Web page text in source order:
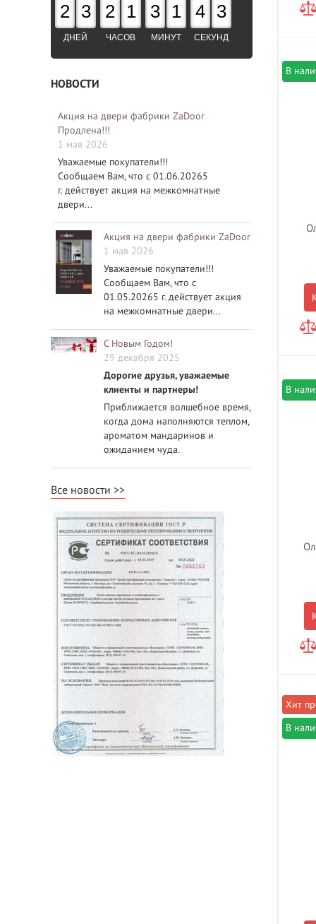
2 3
ДНЕЙ
2 1
ЧАСОВ
3 1
МИНУТ
4 2
СЕКУНД
НОВОСТИ
Акция на двери фабрики ZaDoor
Продлена!!!
1 мая 2026
Уважаемые покупатели!!!
Сообщаем Вам, что с 01.06.20265
г. действует акция на межкомнатные
двери...
Акция на двери фабрики ZaDoor
1 мая 2026
Уважаемые покупатели!!!
Сообщаем Вам, что с
01.05.20265 г. действует акция
на межкомнатные двери...
С Новым Годом!
29 декабря 2025
Дорогие друзья, уважаемые
клиенты и партнеры!
Приближается волшебное время,
когда дома наполняются теплом,
ароматом мандаринов и
ожиданием чуда.
Все новости
В
В
В